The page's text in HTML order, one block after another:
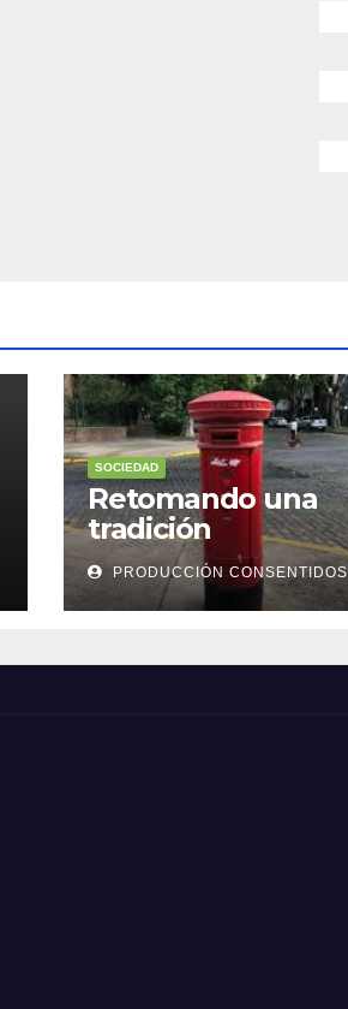
SOCIEDAD
Retomando una
tradición
PRODUCCIÓN CONSENTIDOS